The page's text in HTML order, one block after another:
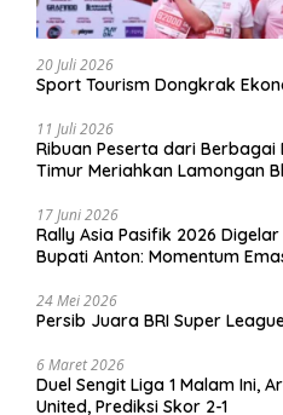
20 Juli 2026
Sport Tourism Dongkrak
11 Juli 2026
Ribuan Peserta dari
Timur Meriahkan Lamongan
17 Juni 2026
Rally Asia Pasifik 2026
Bupati Anton: Momentum
24 Mei 2026
Persib Juara BRI Super
6 Maret 2026
Duel Sengit Liga 1 Malam Ini,
United, Prediksi Skor 2-1